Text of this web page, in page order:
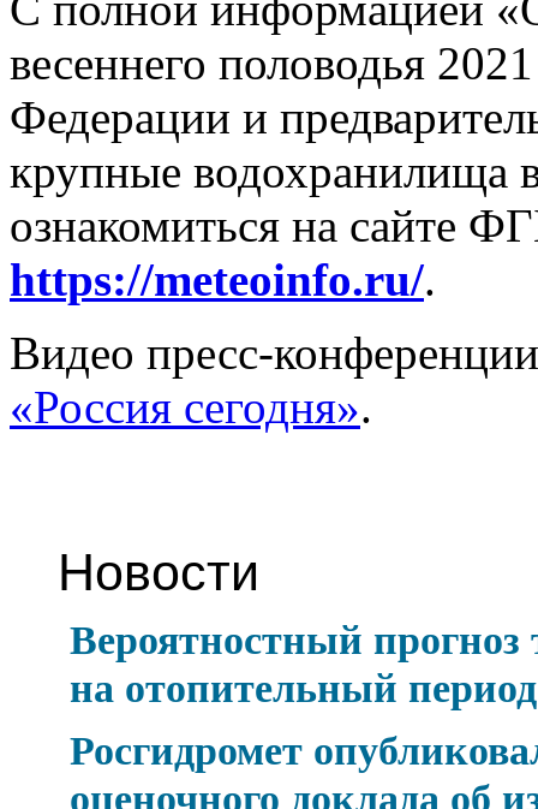
весеннего половодья
Федерации и
крупные водохранилища
ознакомиться на сайте
https://meteoinfo.ru/.
Видео пресс-
«Россия сегодня».
Новости
Вероятностный
на отопительный
Росгидромет
оценочного доклада об